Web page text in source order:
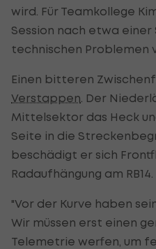
wird. Für Teamkollege
Session nach etwa
technischen Problemen
Einen bitteren
Verstappen . Der
Mittelsektor das Heck
Seite in die
beschädigt er sich
Radaufhängung am RB14.
"Vor der Kurve haben
Wir müssen erst einen
Telemetrie werfen, um